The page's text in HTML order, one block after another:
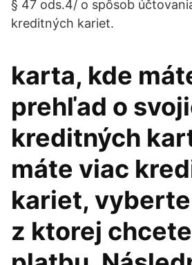
§ 47 ods.4/ o spôsob
kreditných kariet.
karta, kde
prehľad o
kreditných
máte viac
kariet,
z ktorej